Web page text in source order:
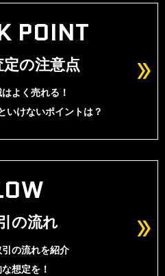
POINT
の注意点
よく売れる！
いけないポイントは？
の流れ
の流れを紹介
想定を！